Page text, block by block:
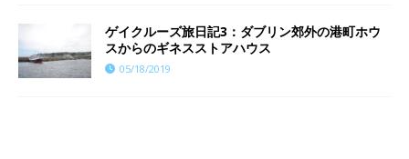
ゲイクルーズ旅日記3：ダブリン郊外の港町ホウ
スからのギネスストアハウス
05/18/2019